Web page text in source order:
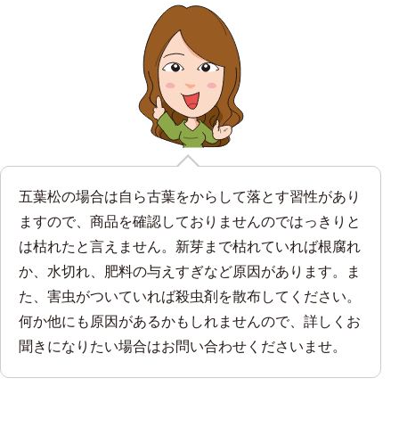
五葉松の場合は自ら古葉をからして落とす習性があり
ますので、商品を確認しておりませんのではっきりと
は枯れたと言えません。新芽まで枯れていれば根腐れ
か、水切れ、肥料の与えすぎなど原因があります。ま
た、害虫がついていれば殺虫剤を散布してください。
何か他にも原因があるかもしれませんので、詳しくお
聞きになりたい場合はお問い合わせくださいませ。